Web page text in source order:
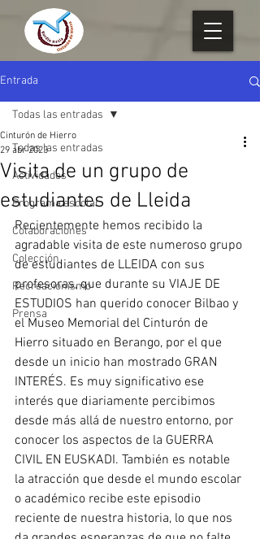
Entrada
Todas las entradas
Actividades
Programa escolar
Colaboraciones
Colección
Recreacionismo
Prensa
Todas las entradas
Visita de un grupo de
estudiantes de Lleida
Cinturón de Hierro
29 abr 2023
Recientemente hemos recibido la
agradable visita de este numeroso grupo
de estudiantes de LLEIDA con sus
profesoras, que durante su VIAJE DE
ESTUDIOS han querido conocer Bilbao y
el Museo Memorial del Cinturón de
Hierro situado en Berango, por el que
desde un inicio han mostrado GRAN
INTERÉS. Es muy significativo ese
interés que diariamente percibimos
desde más allá de nuestro entorno, por
conocer los aspectos de la GUERRA
CIVIL EN EUSKADI. También es notable
la atracción que desde el mundo escolar
o académico recibe este episodio
reciente de nuestra historia, lo que nos